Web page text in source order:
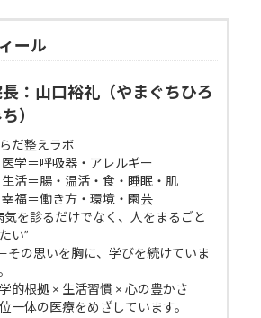
ール
：山口裕礼（やまぐちひろ
）
だ整えラボ
学＝呼吸器・アレルギー
活＝腸・温活・食・睡眠・肌
福＝働き方・環境・園芸
気を診るだけでなく、人をまるごと
い”
の思いを胸に、学びを続けていま
的根拠 × 生活習慣 × 心の豊かさ
一体の医療をめざしています。